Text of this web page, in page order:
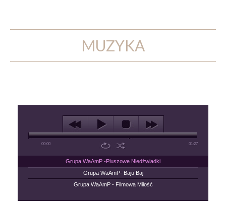
MUZYKA
00:00 01:27
Grupa WaAmP -Pluszowe Niedźwiadki
Grupa WaAmP- Baju Baj
Grupa WaAmP - Filmowa Miłość